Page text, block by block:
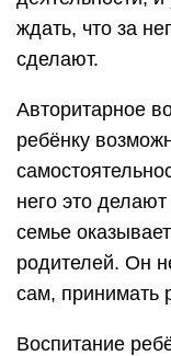
ждать, что за
сделают.
Авторитарное
ребёнку
него это
семье
родителей. Он
сам, принимать
Воспитание